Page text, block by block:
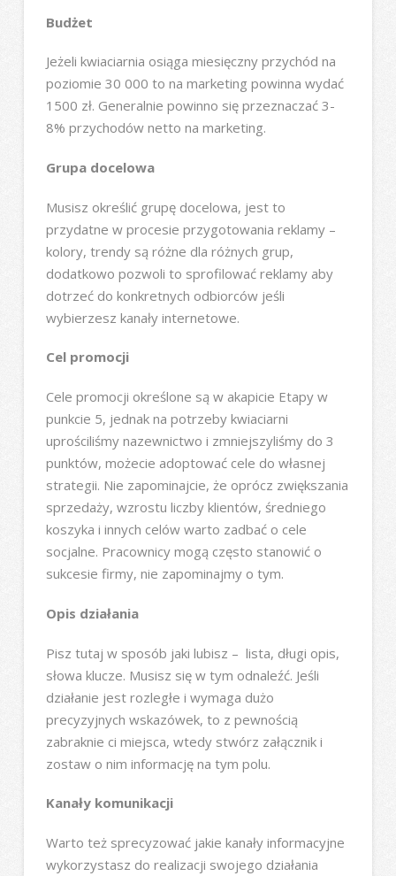
Budżet
Jeżeli kwiaciarnia osiąga miesięczny przychód na
poziomie 30 000 to na marketing powinna wydać
1500 zł. Generalnie powinno się przeznaczać 3-
8% przychodów netto na marketing.
Grupa docelowa
Musisz określić grupę docelowa, jest to
przydatne w procesie przygotowania reklamy –
kolory, trendy są różne dla różnych grup,
dodatkowo pozwoli to sprofilować reklamy aby
dotrzeć do konkretnych odbiorców jeśli
wybierzesz kanały internetowe.
Cel promocji
Cele promocji określone są w akapicie Etapy w
punkcie 5, jednak na potrzeby kwiaciarni
uprościliśmy nazewnictwo i zmniejszyliśmy do 3
punktów, możecie adoptować cele do własnej
strategii. Nie zapominajcie, że oprócz zwiększania
sprzedaży, wzrostu liczby klientów, średniego
koszyka i innych celów warto zadbać o cele
socjalne. Pracownicy mogą często stanowić o
sukcesie firmy, nie zapominajmy o tym.
Opis działania
Pisz tutaj w sposób jaki lubisz – lista, długi opis,
słowa klucze. Musisz się w tym odnaleźć. Jeśli
działanie jest rozległe i wymaga dużo
precyzyjnych wskazówek, to z pewnością
zabraknie ci miejsca, wtedy stwórz załącznik i
zostaw o nim informację na tym polu.
Kanały komunikacji
Warto też sprecyzować jakie kanały informacyjne
wykorzystasz do realizacji swojego działania